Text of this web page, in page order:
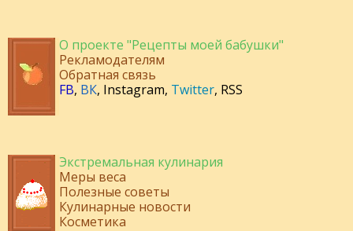
О проекте "Рецепты моей бабушки"
Рекламодателям
Обратная связь
FB, ВК, Instagram, Twitter, RSS
Экстремальная кулинария
Меры веса
Полезные советы
Кулинарные новости
Косметика